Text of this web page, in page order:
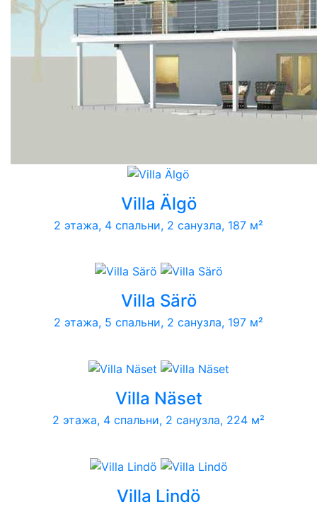
Villa Älgö
2 этажа, 4 спальни, 2 санузла, 187 м²
Villa Särö
2 этажа, 5 спальни, 2 санузла, 197 м²
Villa Näset
2 этажа, 4 спальни, 2 санузла, 224 м²
Villa Lindö